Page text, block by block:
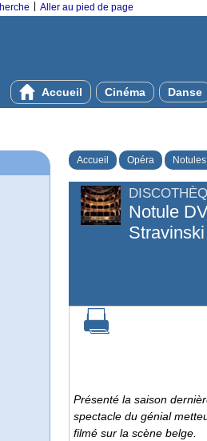
Aller au pied de page
Accueil Cinéma Danse
Accueil Opéra
Notule
Stravinski
Présenté la saison
spectacle du génial
filmé sur la scène belge.